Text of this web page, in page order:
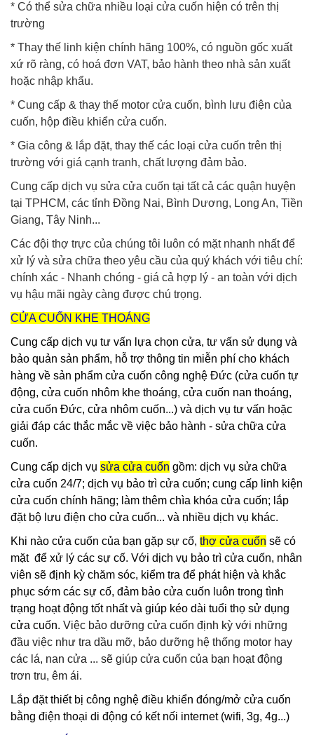
* Có thể sửa chữa nhiều loại cửa cuốn hiện có trên thị
trường
* Thay thế linh kiện chính hãng 100%, có nguồn gốc xuất
xứ rõ ràng, có hoá đơn VAT, bảo hành theo nhà sản xuất
hoặc nhập khẩu.
* Cung cấp & thay thế motor cửa cuốn, bình lưu điện của
cuốn, hộp điều khiển cửa cuốn.
* Gia công & lắp đặt, thay thế các loại cửa cuốn trên thị
trường với giá cạnh tranh, chất lượng đảm bảo.
Cung cấp dịch vụ sửa cửa cuốn tại tất cả các quận huyện
tại TPHCM, các tỉnh Đồng Nai, Bình Dương, Long An, Tiền
Giang, Tây Ninh...
Các đội thợ trực của chúng tôi luôn có mặt nhanh nhất để
xử lý và sửa chữa theo yêu cầu của quý khách với tiêu chí:
chính xác - Nhanh chóng - giá cả hợp lý - an toàn với dịch
vụ hậu mãi ngày càng được chú trọng.
CỬA CUỐN KHE THOÁNG
Cung cấp dịch vụ tư vấn lựa chọn cửa, tư vấn sử dụng và
bảo quản sản phẩm, hỗ trợ thông tin miễn phí cho khách
hàng về sản phẩm cửa cuốn công nghệ Đức (cửa cuốn tự
động, cửa cuốn nhôm khe thoáng, cửa cuốn nan thoáng,
cửa cuốn Đức, cửa nhôm cuốn...) và dịch vụ tư vấn hoặc
giải đáp các thắc mắc về việc bảo hành - sửa chữa cửa
cuốn.
Cung cấp dịch vụ sửa cửa cuốn gồm: dịch vụ sửa chữa
cửa cuốn 24/7; dịch vụ bảo trì cửa cuốn; cung cấp linh kiện
cửa cuốn chính hãng; làm thêm chìa khóa cửa cuốn; lắp
đặt bộ lưu điện cho cửa cuốn... và nhiều dịch vụ khác.
Khi nào cửa cuốn của bạn gặp sự cố, thợ cửa cuốn sẽ có
mặt để xử lý các sự cố. Với dịch vụ bảo trì cửa cuốn, nhân
viên sẽ định kỳ chăm sóc, kiểm tra để phát hiện và khắc
phục sớm các sự cố, đảm bảo cửa cuốn luôn trong tình
trạng hoạt động tốt nhất và giúp kéo dài tuổi thọ sử dụng
cửa cuốn. Việc bảo dưỡng cửa cuốn định kỳ với những
đầu việc như tra dầu mỡ, bảo dưỡng hệ thống motor hay
các lá, nan cửa ... sẽ giúp cửa cuốn của bạn hoạt động
trơn tru, êm ái.
Lắp đặt thiết bị công nghệ điều khiển đóng/mở cửa cuốn
bằng điện thoại di động có kết nối internet (wifi, 3g, 4g...)